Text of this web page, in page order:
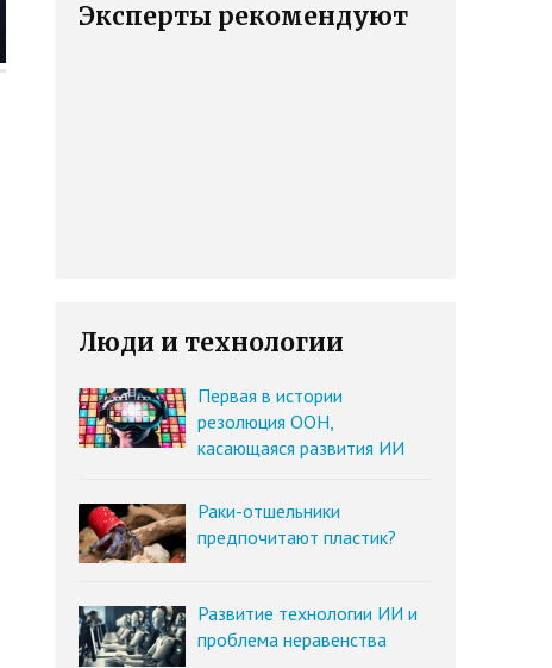
Эксперты рекомендуют
Люди и технологии
Первая в истории
резолюция ООН,
касающаяся развития ИИ
Раки-отшельники
предпочитают пластик?
Развитие технологии ИИ и
проблема неравенства